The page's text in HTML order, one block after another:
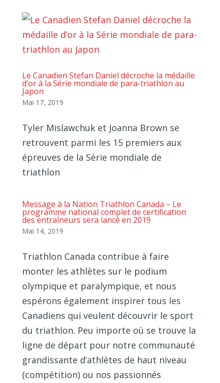
Le Canadien Stefan Daniel décroche la médaille
d’or à la Série mondiale de para-triathlon au
Japon
Mai 17, 2019
Tyler Mislawchuk et Joanna Brown se
retrouvent parmi les 15 premiers aux
épreuves de la Série mondiale de
triathlon
Message à la Nation Triathlon Canada – Le
programme national complet de certification
des entraîneurs sera lancé en 2019
Mai 14, 2019
Triathlon Canada contribue à faire
monter les athlètes sur le podium
olympique et paralympique, et nous
espérons également inspirer tous les
Canadiens qui veulent découvrir le sport
du triathlon. Peu importe où se trouve la
ligne de départ pour notre communauté
grandissante d’athlètes de haut niveau
(compétition) ou nos passionnés